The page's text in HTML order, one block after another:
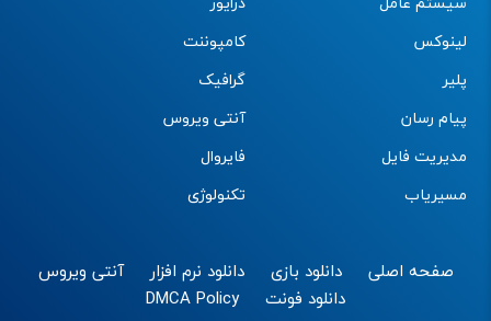
لینوکس
پلیر
پیام رسان
مدیریت فایل
مسیریاب
کامپوننت
گرافیک
آنتی ویروس
فایروال
تکنولوژی
صفحه اصلی دانلود بازی دانلود نرم افزار
آنتی ویروس
دانلود فونت
DMCA Policy